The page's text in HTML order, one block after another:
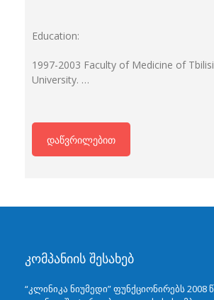
Education:
1997-2003 Faculty of Medicine of
University. …
დაწვრილებით
კომპანიის შესახებ
“კლინიკა ნიუმედი” ფუნქციონირებს 2008